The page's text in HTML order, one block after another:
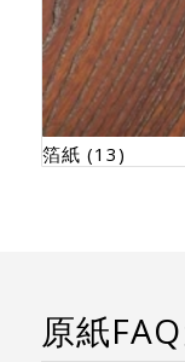
箔紙 (13)
原紙